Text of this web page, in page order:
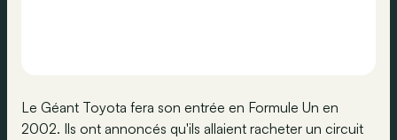
Le Géant Toyota fera son entrée en Formule Un en
2002. Ils ont annoncés qu'ils allaient racheter un circuit